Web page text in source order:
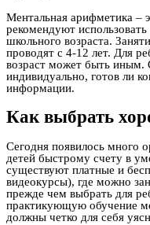
Ментальная арифметика –
рекомендуют
школьного возраста.
проводят с 4-12 лет. Для
возраст может быть иным.
индивидуально, готов ли
информации.
Как выбрать
Сегодня появилось много
детей быстрому счету в
существуют платные и
видеокурсы), где можно
прежде чем выбрать для
практикующую обучение
должны четко для себя